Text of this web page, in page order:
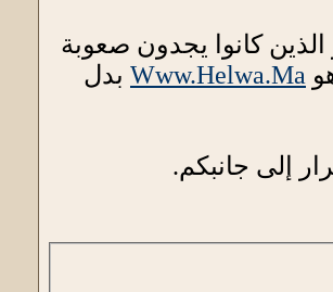
الذين كانوا يجدون صعوبة
Www.Helwa.Ma بدل
إلى جانبكم.